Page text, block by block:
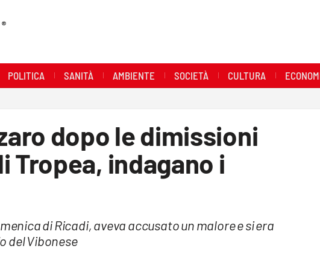
POLITICA SANITÀ AMBIENTE SOCIETÀ CULTURA
dopo le dimissioni
Tropea, indagano i
di Ricadi, aveva accusato un malore e si era
del Vibonese